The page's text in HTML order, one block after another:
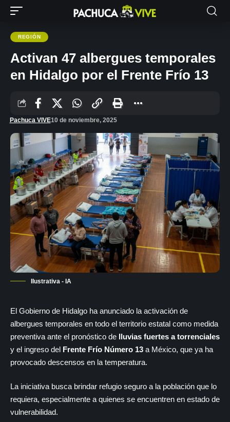
REGIÓN
Activan 47 albergues temporales
en Hidalgo por el Frente Frío 13
Pachuca VIVE10 de noviembre, 2025
Ilustrativa - IA
El Gobierno de Hidalgo ha anunciado la activación de
albergues temporales en todo el territorio estatal como medida
preventiva ante el pronóstico de lluvias fuertes a torrenciales
y el ingreso del Frente Frío Número 13 a México, que ya ha
provocado descensos en la temperatura.
La iniciativa busca brindar refugio seguro a la población que lo
requiera, especialmente a quienes se encuentren en estado de
vulnerabilidad.